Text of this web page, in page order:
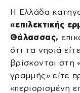
Η Ελλάδα
«επιλεκτικής
Θάλασσας,
ότι τα νησιά
βρίσκονται στη
γραμμής» είτε
«περιορισμένη